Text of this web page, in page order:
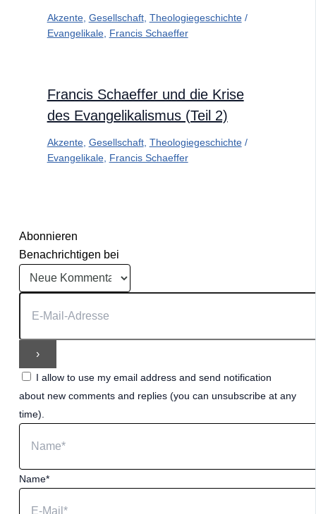
Akzente, Gesellschaft, Theologiegeschichte/
Evangelikale, Francis Schaeffer
Francis Schaeffer und die Krise
des Evangelikalismus (Teil 2)
Akzente, Gesellschaft, Theologiegeschichte/
Evangelikale, Francis Schaeffer
Abonnieren
Benachrichtigen bei
I allow to use my email address and send notification
about new comments and replies (you can unsubscribe at any
time).
Name*